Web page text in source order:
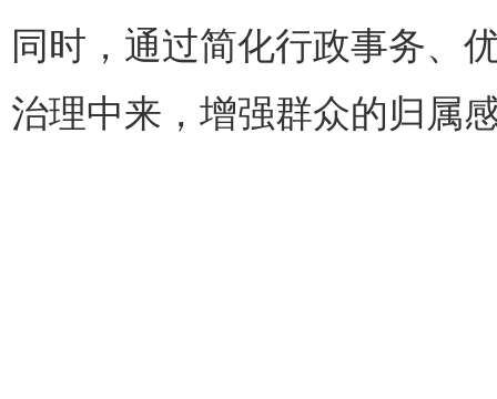
同时，通过简化行政事务、
治理中来，增强群众的归属